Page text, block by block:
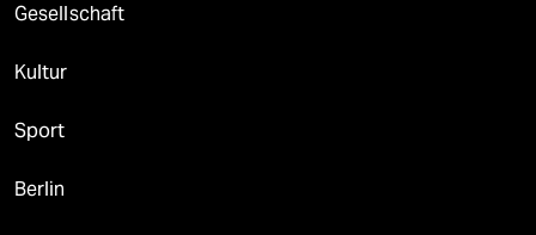
Gesellschaft
Kultur
Sport
Berlin